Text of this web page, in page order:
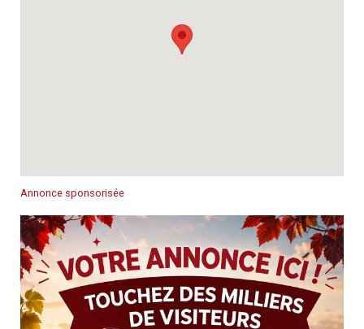
Annonce sponsorisée